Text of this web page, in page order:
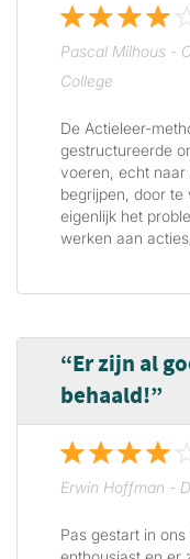
Pascal Milhous -
College
De Actieleer-
gestructureerde
voeren, echt naar
begrijpen, door
eigenlijk het
werken aan
Er zijn al
behaald!
Erwin Hoffman -
Pas gestart in